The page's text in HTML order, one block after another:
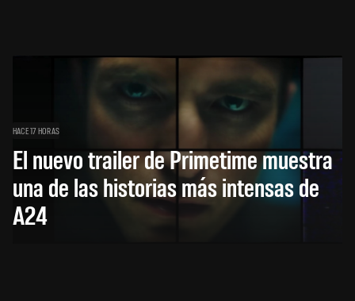
HACE 17 HORAS
El nuevo trailer de Primetime muestra
una de las historias más intensas de
A24